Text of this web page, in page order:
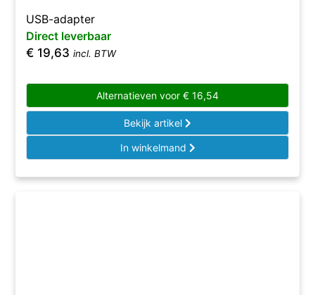
USB-adapter
Direct leverbaar
€ 19,63 incl. BTW
Alternatieven voor € 16,54
Bekijk artikel
In winkelmand